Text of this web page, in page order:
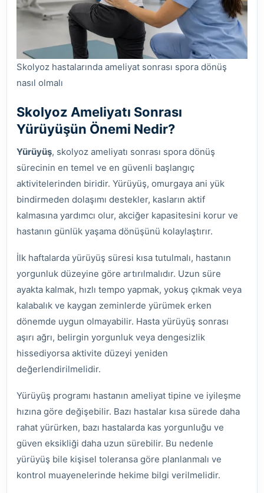
Skolyoz hastalarında ameliyat sonrası spora dönüş
nasıl olmalı
Skolyoz Ameliyatı Sonrası
Yürüyüşün Önemi Nedir?
Yürüyüş, skolyoz ameliyatı sonrası spora dönüş
sürecinin en temel ve en güvenli başlangıç
aktivitelerinden biridir. Yürüyüş, omurgaya ani yük
bindirmeden dolaşımı destekler, kasların aktif
kalmasına yardımcı olur, akciğer kapasitesini korur ve
hastanın günlük yaşama dönüşünü kolaylaştırır.
İlk haftalarda yürüyüş süresi kısa tutulmalı, hastanın
yorgunluk düzeyine göre artırılmalıdır. Uzun süre
ayakta kalmak, hızlı tempo yapmak, yokuş çıkmak veya
kalabalık ve kaygan zeminlerde yürümek erken
dönemde uygun olmayabilir. Hasta yürüyüş sonrası
aşırı ağrı, belirgin yorgunluk veya dengesizlik
hissediyorsa aktivite düzeyi yeniden
değerlendirilmelidir.
Yürüyüş programı hastanın ameliyat tipine ve iyileşme
hızına göre değişebilir. Bazı hastalar kısa sürede daha
rahat yürürken, bazı hastalarda kas yorgunluğu ve
güven eksikliği daha uzun sürebilir. Bu nedenle
yürüyüş bile kişisel toleransa göre planlanmalı ve
kontrol muayenelerinde hekime bilgi verilmelidir.